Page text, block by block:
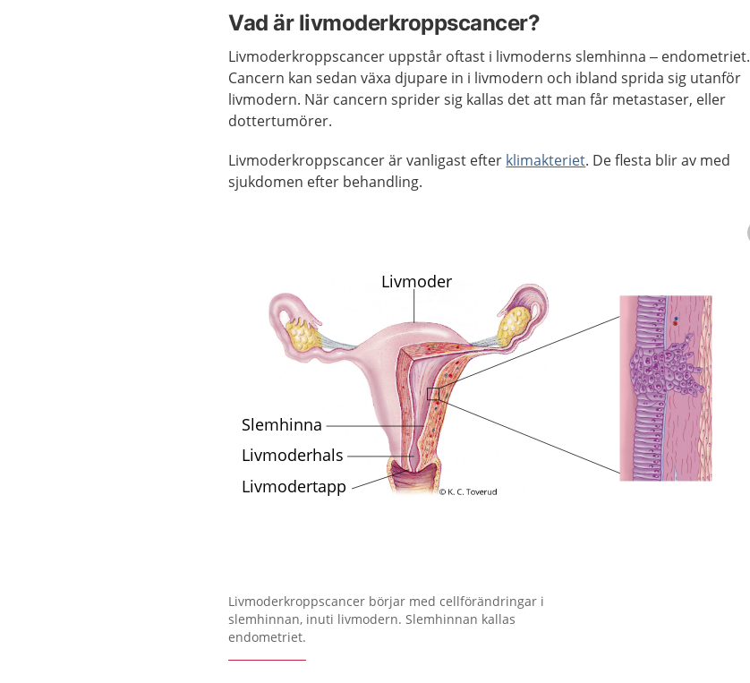
Vad är livmoderkroppscancer?
Livmoderkroppscancer uppstår oftast i livmoderns slemhinna – endometriet.
Cancern kan sedan växa djupare in i livmodern och ibland sprida sig utanför
livmodern. När cancern sprider sig kallas det att man får metastaser, eller
dottertumörer.
Livmoderkroppscancer är vanligast efter klimakteriet. De flesta blir av med
sjukdomen efter behandling.
Förstora bilden
Livmoderkroppscancer börjar med cellförändringar i
slemhinnan, inuti livmodern. Slemhinnan kallas
endometriet.